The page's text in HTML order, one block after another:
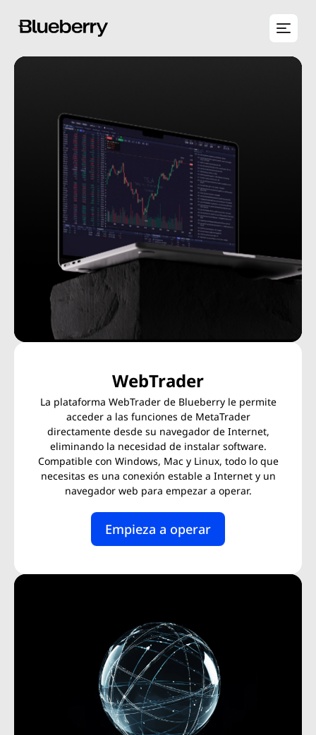
WebTrader
La plataforma WebTrader de Blueberry le permite
acceder a las funciones de MetaTrader
directamente desde su navegador de Internet,
eliminando la necesidad de instalar software.
Compatible con Windows, Mac y Linux, todo lo que
necesitas es una conexión estable a Internet y un
navegador web para empezar a operar.
Empieza a operar